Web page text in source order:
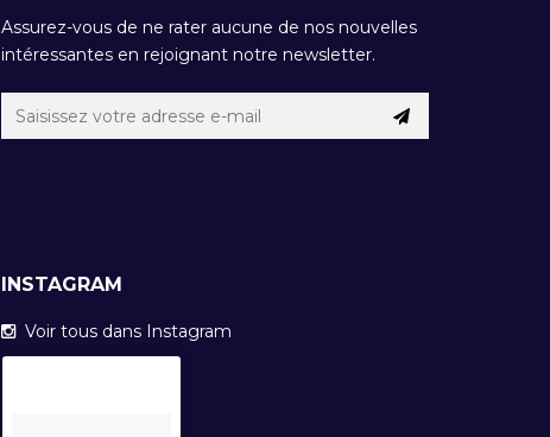
Assurez-vous de ne rater aucune de nos nouvelles
intéressantes en rejoignant notre newsletter.
INSTAGRAM
Voir tous dans Instagram